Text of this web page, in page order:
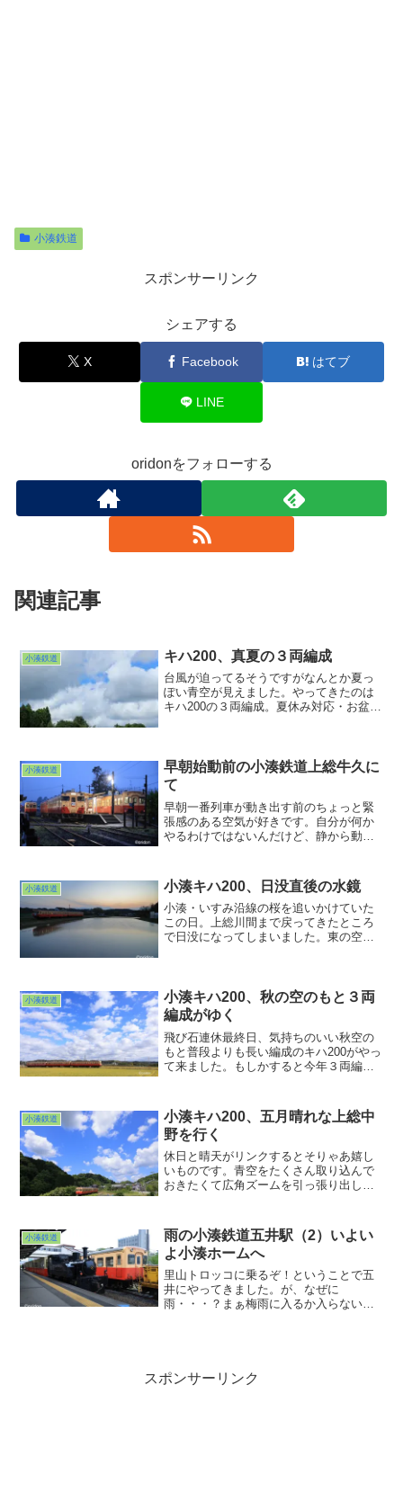
小湊鉄道
スポンサーリンク
シェアする
X Facebook はてブ
LINE
oridonをフォローする
関連記事
小湊鉄道 キハ200、真夏の３両編成
台風が迫ってるそうですがなんとか夏っ
ぽい青空が見えました。やってきたのは
キハ200の３両編成。夏休み対応・お盆対
んでしたがさぞや賑や...
小湊鉄道
早朝始動前の小湊鉄道上総牛久に
て
早朝一番列車が動き出す前のちょっと緊
張感のある空気が好きです。自分が何か
やるわけではないんだけど、静から動に
き出す前のひととき。あぁこの日もいい
光景を見せていただけた。自分の他に誰
もいなかったので有り難さはさらに上が
ったような気がしました。
小湊鉄道 小湊キハ200、日没直後の水鏡
小湊・いすみ沿線の桜を追いかけていた
この日。上総川間まで戻ってきたところ
で日没になってしまいました。東の空は
した。
小湊鉄道
小湊キハ200、秋の空のもと３両
編成がゆく
飛び石連休最終日、気持ちのいい秋空の
もと普段よりも長い編成のキハ200がやっ
て来ました。もしかすると今年３両編成
この時期。しばらくは会えないかもしれ
ませんが、また紅葉見物の方々を満載し
た長い編成を見てみたいなぁ、と晴天に
感謝しながら撮った１枚です。
小湊鉄道
小湊キハ200、五月晴れな上総中
野を行く
休日と晴天がリンクするとそりゃあ嬉し
いものです。青空をたくさん取り込んで
おきたくて広角ズームを引っ張り出しま
雨に入るとこんな晴れ間はますます貴重
になってくるでしょう。隙を逃さず１枚
でも多く撮っておきたいものです。さて
梅雨入りはいつになるでしょうか？
小湊鉄道
雨の小湊鉄道五井駅（2）いよい
よ小湊ホームへ
里山トロッコに乗るぞ！ということで五
井にやってきました。が、なぜに
雨・・・？まぁ梅雨に入るか入らない
うな構図。
スポンサーリンク